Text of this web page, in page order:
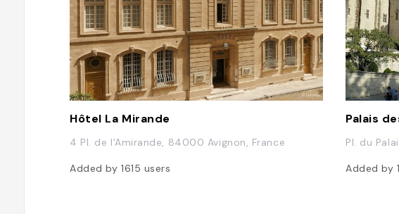
Hôtel La Mirande
4 Pl. de l'Amirande, 84000 Avignon, France
Added by 1615 users
Palais
Pl. du
Added by